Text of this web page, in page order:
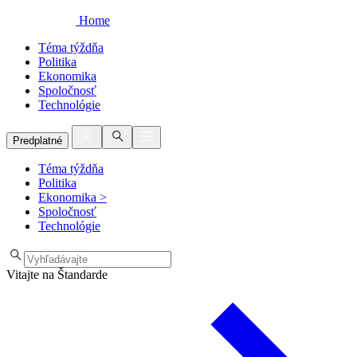
Home
Téma týždňa
Politika
Ekonomika
Spoločnosť
Technológie
Predplatné
Téma týždňa
Politika
Ekonomika >
Spoločnosť
Technológie
Vitajte na Štandarde